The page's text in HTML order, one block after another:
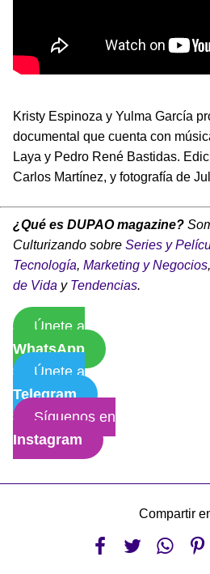
Kristy Espinoza y Yulma García
documental que cuenta con
Laya y Pedro René Bastidas.
Carlos Martínez, y fotografía de
¿Qué es DUPAO magazine?
Culturizando sobre Series y
Tecnología, Marketing y Negocios,
de Vida y Tendencias.
Únete a
WhatsApp
Únete a
Telegram
Síguenos en
Instagram
Compartir
   